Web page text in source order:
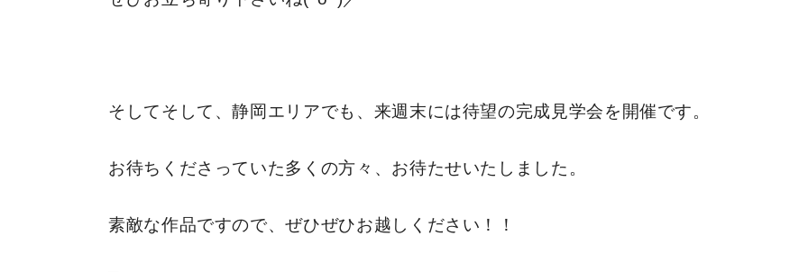
そしてそして、静岡エリアでも、来週末には待望の完成見学会を開催です。
お待ちくださっていた多くの方々、お待たせいたしました。
素敵な作品ですので、ぜひぜひお越しください！！